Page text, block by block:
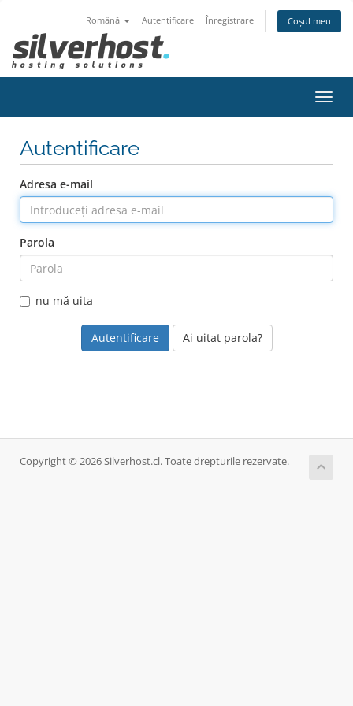
Română Autentificare Înregistrare Coșul meu
Autentificare
Adresa e-mail
Parola
nu mă uita
Ai uitat parola?
Copyright © 2026 Silverhost.cl. Toate drepturile rezervate.